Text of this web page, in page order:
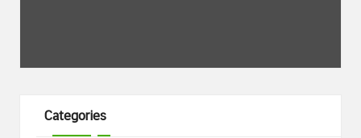
Categories